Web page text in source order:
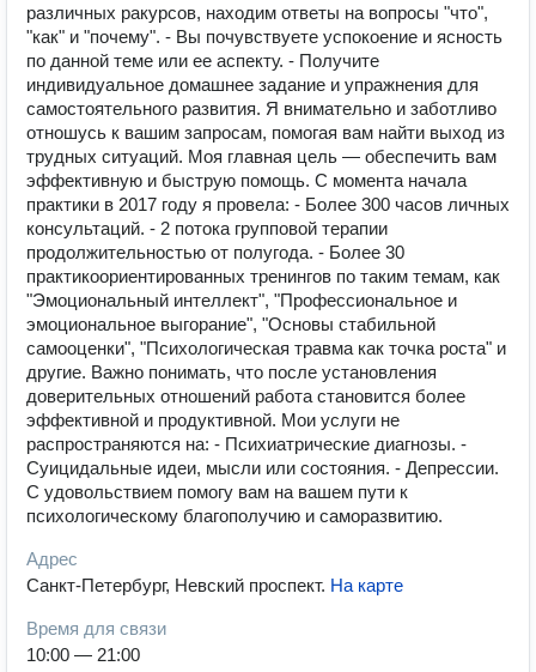
различных ракурсов, находим ответы на вопросы "что",
"как" и "почему". - Вы почувствуете успокоение и ясность
по данной теме или ее аспекту. - Получите
индивидуальное домашнее задание и упражнения для
самостоятельного развития. Я внимательно и заботливо
отношусь к вашим запросам, помогая вам найти выход из
трудных ситуаций. Моя главная цель — обеспечить вам
эффективную и быструю помощь. С момента начала
практики в 2017 году я провела: - Более 300 часов личных
консультаций. - 2 потока групповой терапии
продолжительностью от полугода. - Более 30
практикоориентированных тренингов по таким темам, как
"Эмоциональный интеллект", "Профессиональное и
эмоциональное выгорание", "Основы стабильной
самооценки", "Психологическая травма как точка роста" и
другие. Важно понимать, что после установления
доверительных отношений работа становится более
эффективной и продуктивной. Мои услуги не
распространяются на: - Психиатрические диагнозы. -
Суицидальные идеи, мысли или состояния. - Депрессии.
С удовольствием помогу вам на вашем пути к
психологическому благополучию и саморазвитию.
Адрес
Санкт-Петербург, Невский проспект. На карте
Время для связи
10:00 — 21:00